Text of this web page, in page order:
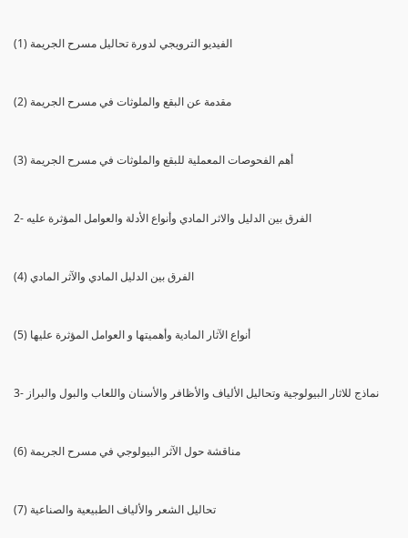
(1) الفيديو الترويجي لدورة تحاليل مسرح الجريمة
(2) مقدمة عن البقع والملوثات في مسرح الجريمة
(3) أهم الفحوصات المعملية للبقع والملوثات في مسرح الجريمة
2- الفرق بين الدليل والاثر المادي وأنواع الأدلة والعوامل المؤثرة عليه
(4) الفرق بين الدليل المادي والآثر المادي
(5) أنواع الآثار المادية وأهميتها و العوامل المؤثرة عليها
3- نماذج للاثار البيولوجية وتحاليل الألياف والأظافر والأسنان واللعاب والبول والبراز
(6) مناقشة حول الآثر البيولوجي في مسرح الجريمة
(7) تحاليل الشعر والألياف الطبيعية والصناعية